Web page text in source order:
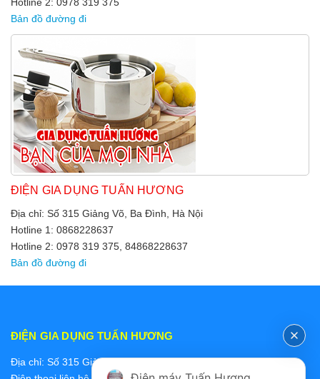
Bản đồ đường đi
ĐIỆN GIA DỤNG TUẤN HƯƠNG
Địa chỉ: Số 315 Giảng Võ, Ba Đình, Hà Nội
Hotline 1: 0868228637
Hotline 2: 0978 319 375, 84868228637
Bản đồ đường đi
ĐIỆN GIA DỤNG TUẤN HƯƠNG
Địa chỉ: Số 315 Giảng Võ, Ba Đình, Hà Nội